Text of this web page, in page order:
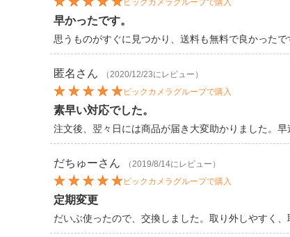
ビックカメラグループで購入
早かったです。
思うものがすぐに見つかり、送料も無料で良かったで
匿名 さん
（2020/12/23にレビュー）
ビックカメラグループで購入
素早い対応でした。
注文後、翌々日には商品が届き大変助かりました。
だちゅーさん
（2019/8/14にレビュー）
ビックカメラグループで購入
定期変更
だいぶ使ったので、交換しました。取り外しやすく